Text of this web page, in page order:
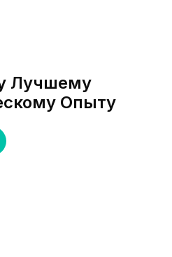
Лучшему
Опыту